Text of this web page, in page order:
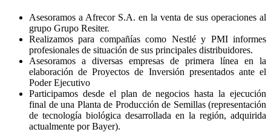
Asesoramos a Afrecor S.A. en la venta de sus operaciones al
grupo Grupo Resiter.
Realizamos para compañías como Nestlé y PMI informes
profesionales de situación de sus principales distribuidores.
Asesoramos a diversas empresas de primera línea en la
elaboración de Proyectos de Inversión presentados ante el
Poder Ejecutivo
Participamos desde el plan de negocios hasta la ejecución
final de una Planta de Producción de Semillas (representación
de tecnología biológica desarrollada en la región, adquirida
actualmente por Bayer).